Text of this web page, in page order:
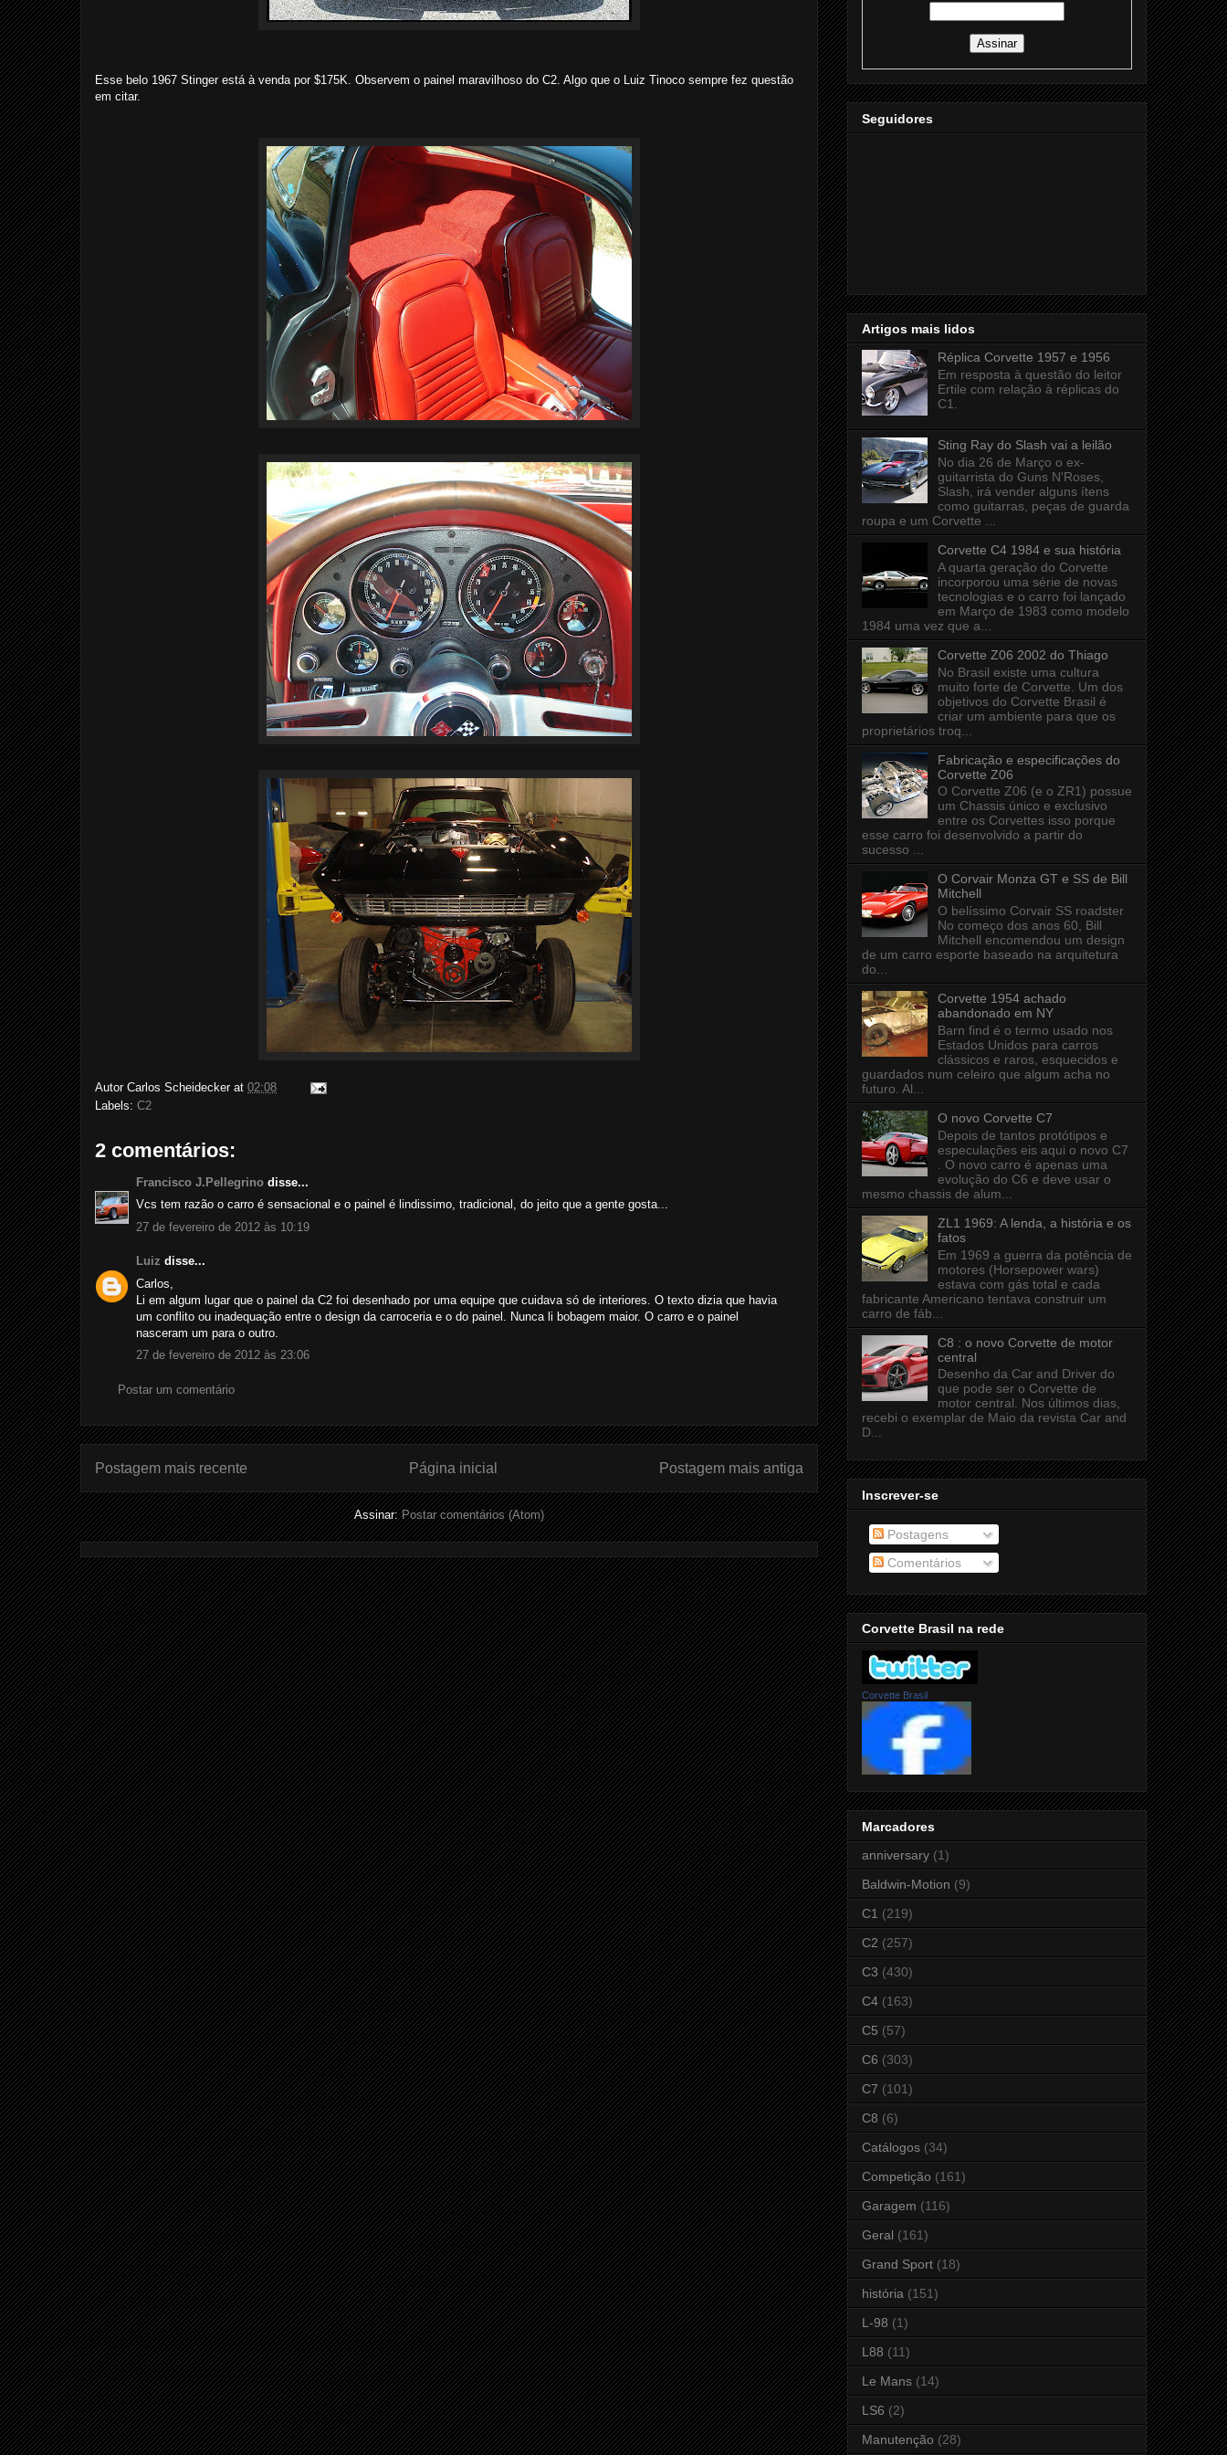
Esse belo 1967 Stinger está à venda por $175K. Observem o painel maravilhoso do C2. Algo que o Luiz Tinoco sempre fez questão
em citar.
Autor Carlos Scheidecker at 02:08
Labels: C2
2 comentários:
Francisco J.Pellegrino disse...
Vcs tem razão o carro é sensacional e o painel é lindissimo, tradicional, do jeito que a gente gosta...
27 de fevereiro de 2012 às 10:19
Luiz disse...
Carlos,
Li em algum lugar que o painel da C2 foi desenhado por uma equipe que cuidava só de interiores. O texto dizia que havia
um conflito ou inadequação entre o design da carroceria e o do painel. Nunca li bobagem maior. O carro e o painel
nasceram um para o outro.
27 de fevereiro de 2012 às 23:06
Postar um comentário
Postagem mais recente Postagem mais antiga
Página inicial
Assinar:Postar comentários (Atom)
Seguidores
Artigos mais lidos
Réplica Corvette 1957 e 1956
Em resposta à questão do leitor
Ertile com relação à réplicas do
C1.
Sting Ray do Slash vai a leilão
No dia 26 de Março o ex-
guitarrista do Guns N'Roses,
Slash, irá vender alguns ítens
como guitarras, peças de guarda
roupa e um Corvette ...
Corvette C4 1984 e sua história
A quarta geração do Corvette
incorporou uma série de novas
tecnologias e o carro foi lançado
em Março de 1983 como modelo
1984 uma vez que a...
Corvette Z06 2002 do Thiago
No Brasil existe uma cultura
muito forte de Corvette. Um dos
objetivos do Corvette Brasil é
criar um ambiente para que os
proprietários troq...
Fabricação e especificações do
Corvette Z06
O Corvette Z06 (e o ZR1) possue
um Chassis único e exclusivo
entre os Corvettes isso porque
esse carro foi desenvolvido a partir do
sucesso ...
O Corvair Monza GT e SS de Bill
Mitchell
O belíssimo Corvair SS roadster
No começo dos anos 60, Bill
Mitchell encomendou um design
de um carro esporte baseado na arquitetura
do...
Corvette 1954 achado
abandonado em NY
Barn find é o termo usado nos
Estados Unidos para carros
clássicos e raros, esquecidos e
guardados num celeiro que algum acha no
futuro. Al...
O novo Corvette C7
Depois de tantos protótipos e
especulações eis aqui o novo C7
. O novo carro é apenas uma
evolução do C6 e deve usar o
mesmo chassis de alum...
ZL1 1969: A lenda, a história e os
fatos
Em 1969 a guerra da potência de
motores (Horsepower wars)
estava com gás total e cada
fabricante Americano tentava construir um
carro de fáb...
C8 : o novo Corvette de motor
central
Desenho da Car and Driver do
que pode ser o Corvette de
motor central. Nos últimos dias,
recebi o exemplar de Maio da revista Car and
D...
Inscrever-se
Postagens
Comentários
Corvette Brasil na rede
Corvette Brasil
Marcadores
anniversary (1)
Baldwin-Motion (9)
C1 (219)
C2 (257)
C3 (430)
C4 (163)
C5 (57)
C6 (303)
C7 (101)
C8 (6)
Catálogos (34)
Competição (161)
Garagem (116)
Geral (161)
Grand Sport (18)
história (151)
L-98 (1)
L88 (11)
Le Mans (14)
LS6 (2)
Manutenção (28)